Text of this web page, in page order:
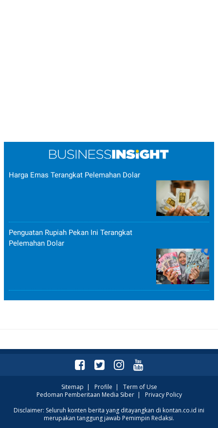
Harga Emas Terangkat Pelemahan Dolar
Penguatan Rupiah Pekan Ini Terangkat
Pelemahan Dolar
Sitemap | Profile | Term of Use
Pedoman Pemberitaan Media Siber| Privacy Policy
Disclaimer: Seluruh konten berita yang ditayangkan di kontan.co.id ini
merupakan tanggung jawab Pemimpin Redaksi.